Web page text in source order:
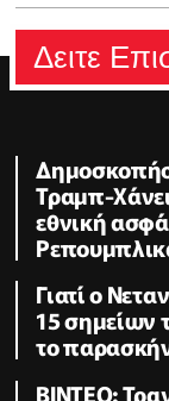
Δειτε
Τραμπ-
εθνική
Γιατί ο
15 σημείων
το
ΒΙΝΤΕΟ: